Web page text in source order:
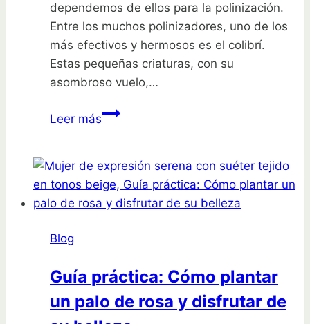
dependemos de ellos para la polinización.
Entre los muchos polinizadores, uno de los
más efectivos y hermosos es el colibrí.
Estas pequeñas criaturas, con su
asombroso vuelo,…
Leer másDescubre
un
comedero
para
sencillos
que
te
Blog
Guía práctica: Cómo plantar
un palo de rosa y disfrutar de